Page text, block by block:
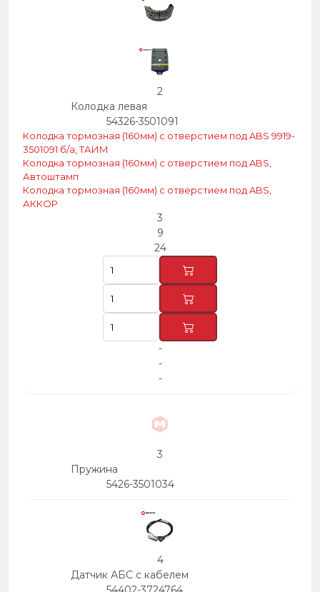
2
Колодка левая
54326-3501091
Колодка тормозная (160мм) с отверстием под ABS 9919-
3501091 б/а, ТАИМ
Колодка тормозная (160мм) с отверстием под ABS,
Автоштамп
Колодка тормозная (160мм) с отверстием под ABS,
АККОР
3
9
24
-
-
-
3
Пружина
5426-3501034
4
Датчик АБС с кабелем